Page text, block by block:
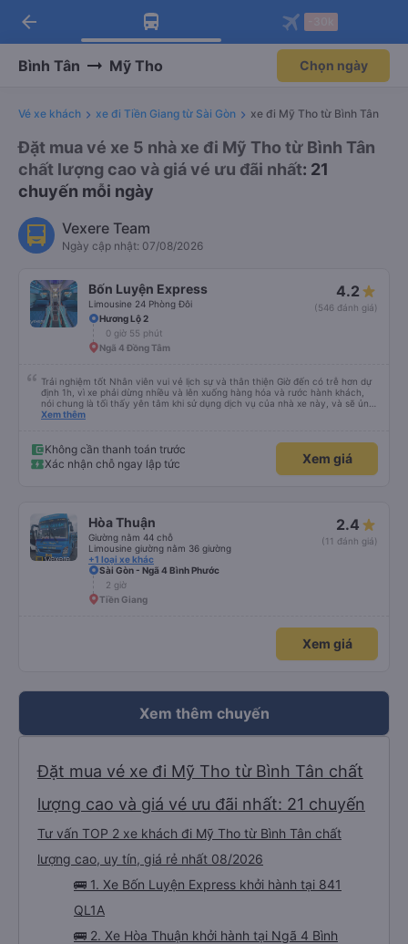
Tải app Vexere ngay!
Nhận ưu đãi thành viên độc
Mở app
Tải app Vexere
-30k/ghế khi đặt vé máy bay qua
Mở app
arrow_back
Bình Tân Mỹ Tho Chọn ngày
Vé xe khách xe đi Tiền Giang từ Sài Gòn xe đi Mỹ Tho từ Bình Tân
Đặt mua vé xe 5 nhà xe đi Mỹ Tho từ Bình Tân
chất lượng cao và giá vé ưu đãi nhất: 21
chuyến mỗi ngày
Vexere Team
Ngày cập nhật: 07/08/2026
Bốn Luyện Express
Limousine 24 Phòng Đôi
4.2
(546 đánh giá)
Hương Lộ 2
0 giờ 55 phút
Ngã 4 Đồng Tâm
Trải nghiệm tốt Nhân viên vui vẻ lịch sự và thân thiện Giờ đến có trễ hơn dự
định 1h, vì xe phải dừng nhiều và lên xuống hàng hóa và rước hành khách,
nói chung là tối thấy yên tâm khi sử dụng dịch vụ của nhà xe này, và sẽ ủng
hộ và giới thiệu cho người thân sử dụng dịch vụ của nhà xe này
Xem thêm
Không cần thanh toán trước
Xác nhận chỗ ngay lập tức
Xem giá
Hòa Thuận
Giường nằm 44 chỗ
Limousine giường nằm 36 giường
+1 loại xe khác
2.4
(11 đánh giá)
Sài Gòn - Ngã 4 Bình Phước
2 giờ
Tiền Giang
Xem giá
Xem thêm chuyến
Đặt mua vé xe đi Mỹ Tho từ Bình Tân chất
lượng cao và giá vé ưu đãi nhất: 21 chuyến
Tư vấn TOP 2 xe khách đi Mỹ Tho từ Bình Tân chất
lượng cao, uy tín, giá rẻ nhất 08/2026
🚌 1. Xe Bốn Luyện Express khởi hành tại 841
QL1A
🚌 2. Xe Hòa Thuận khởi hành tại Ngã 4 Bình